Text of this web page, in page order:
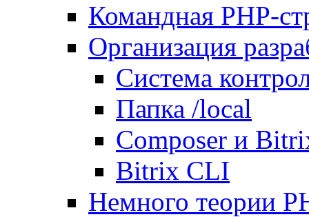
Командная PHP-
Организация
Система
Папка /local
Composer и
Bitrix CLI
Немного теории